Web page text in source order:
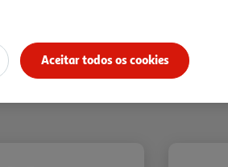
de novo?
Aceitar todos os cookies